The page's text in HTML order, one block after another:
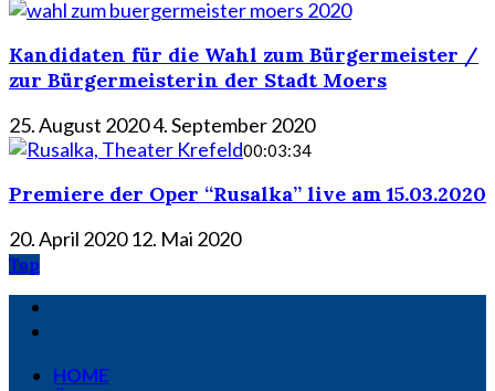
Kandidaten für die Wahl zum Bürgermeister /
zur Bürgermeisterin der Stadt Moers
25. August 20204. September 2020
00:03:34
Premiere der Oper “Rusalka” live am 15.03.2020
20. April 2020 12. Mai 2020
Top
HOME